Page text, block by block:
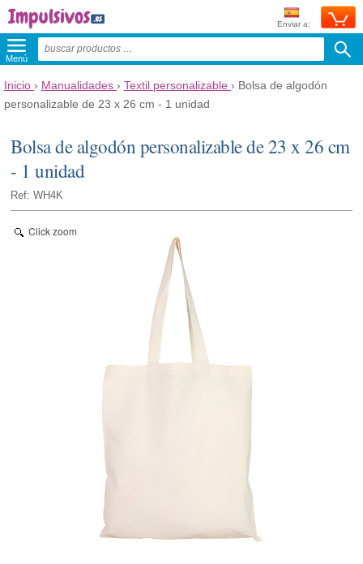
Enviar a:
Menú
Inicio › Manualidades › Textil personalizable › Bolsa de algodón
personalizable de 23 x 26 cm - 1 unidad
Bolsa de algodón personalizable de 23 x 26 cm
- 1 unidad
Ref: WH4K
Click zoom